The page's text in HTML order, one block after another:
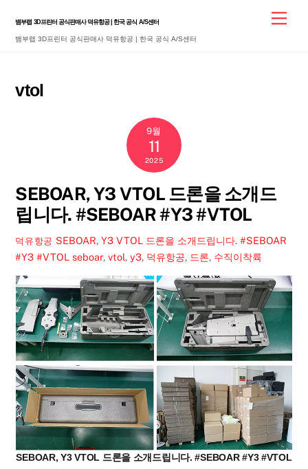
content
뱀부랩 3D프린터 공식판매사 덕유항공 | 한국 공식 A/S센터
뱀부랩 3D프린터 공식판매사 덕유항공 | 한국 공식 A/S센터
vtol
9월
11
2025
SEBOAR, Y3 VTOL 드론을 소개드
립니다. #SEBOAR #Y3 #VTOL
덕유항공 SEBOAR, Y3 VTOL 드론을 소개드립니다. #SEBOAR
#Y3 #VTOL seboar,vtol,y3, 덕유항공, 드론, 수직이착륙
SEBOAR, Y3 VTOL 드론을 소개드립니다. #SEBOAR #Y3 #VTOL